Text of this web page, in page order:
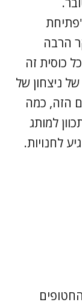
הרבה
כוסית זה
ניצחון של
הזה, כמה
למותג
לחנויות.